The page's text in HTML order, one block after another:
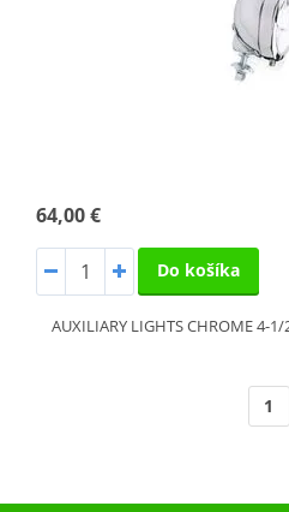
64,00 €
Do košíka
AUXILIARY LIGHTS CHROME 4-
1